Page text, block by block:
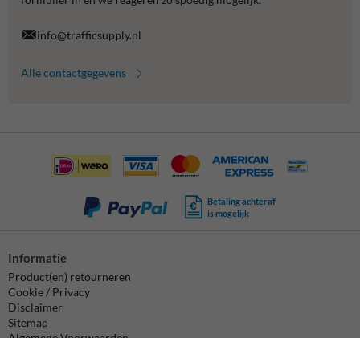
info@trafficsupply.nl
Alle contactgegevens
Betaling achteraf
is mogelijk
Informatie
Product(en) retourneren
Cookie / Privacy
Disclaimer
Sitemap